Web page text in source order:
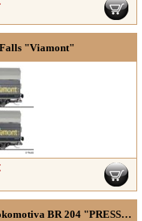
"Viamont"
Dvě soupravy nákladních vlaků - Dieselová lokomotiva BR 204 "PRESS" s nízkostěnným vozem Res ložený nákladem a dieselová lokomotiva BR 199.8 s krytým vozem (bez kolejí)